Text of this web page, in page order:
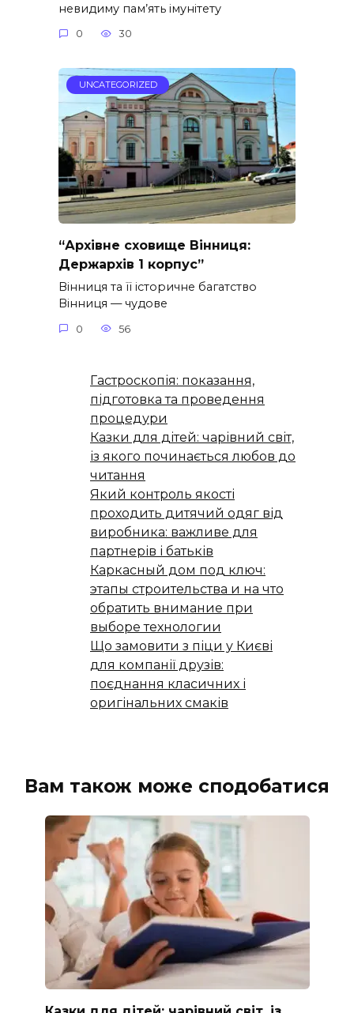
невидиму пам’ять імунітету
0 30
UNCATEGORIZED
“Архівне сховище Вінниця:
Держархів 1 корпус”
Вінниця та її історичне багатство
Вінниця — чудове
0 56
Гастроскопія: показання,
підготовка та проведення
процедури
Казки для дітей: чарівний світ,
із якого починається любов до
читання
Який контроль якості
проходить дитячий одяг від
виробника: важливе для
партнерів і батьків
Каркасный дом под ключ:
этапы строительства и на что
обратить внимание при
выборе технологии
Що замовити з піци у Києві
для компанії друзів:
поєднання класичних і
оригінальних смаків
Вам також може сподобатися